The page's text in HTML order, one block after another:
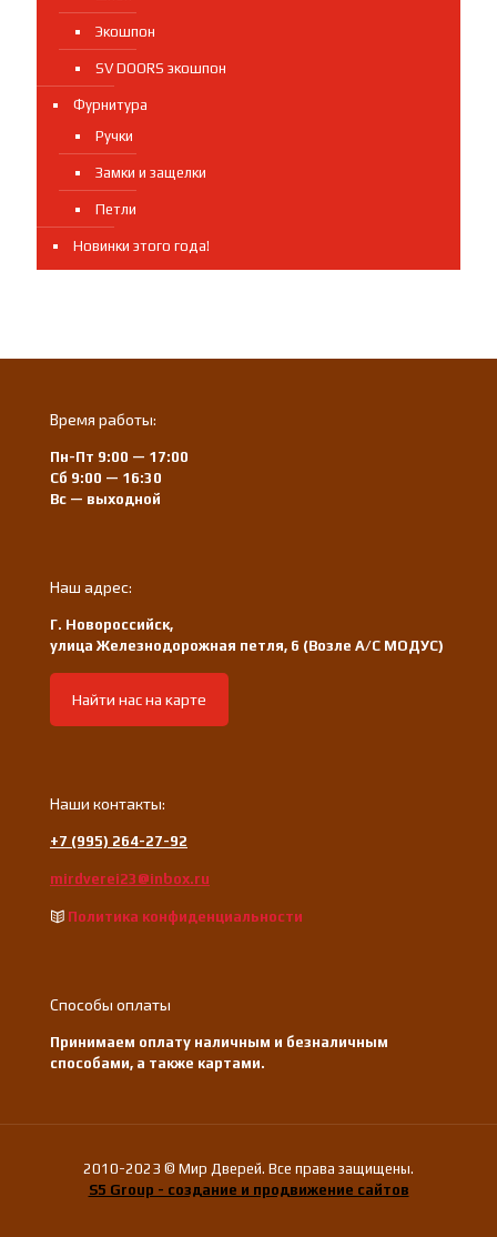
Экошпон
SV DOORS экошпон
Фурнитура
Ручки
Замки и защелки
Петли
Новинки этого года!
Время работы:
Пн-Пт 9:00 — 17:00
Сб 9:00 — 16:30
Вс — выходной
Наш адрес:
Г. Новороссийск,
улица Железнодорожная петля, 6 (Возле А/С МОДУС)
Найти нас на карте
Наши контакты:
+7 (995) 264-27-92
mirdverei23@inbox.ru
Политика конфиденциальности
Способы оплаты
Принимаем оплату наличным и безналичным
способами, а также картами.
2010-2023 © Мир Дверей. Все права защищены.
S5 Group - создание и продвижение сайтов